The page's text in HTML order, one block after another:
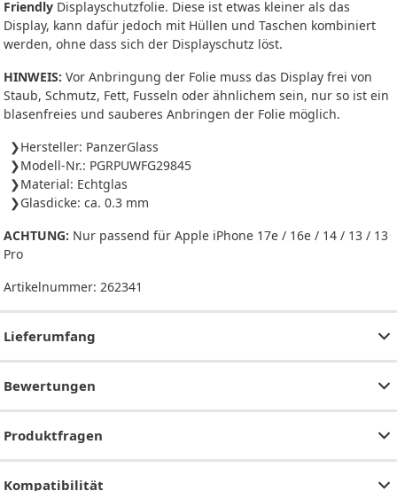
Friendly Displayschutzfolie. Diese ist etwas kleiner als das
Display, kann dafür jedoch mit Hüllen und Taschen kombiniert
werden, ohne dass sich der Displayschutz löst.
HINWEIS: Vor Anbringung der Folie muss das Display frei von
Staub, Schmutz, Fett, Fusseln oder ähnlichem sein, nur so ist ein
blasenfreies und sauberes Anbringen der Folie möglich.
Hersteller: PanzerGlass
Modell-Nr.: PGRPUWFG29845
Material: Echtglas
Glasdicke: ca. 0.3 mm
ACHTUNG: Nur passend für Apple iPhone 17e / 16e / 14 / 13 / 13
Pro
Artikelnummer: 262341
Lieferumfang
Bewertungen
Produktfragen
Kompatibilität